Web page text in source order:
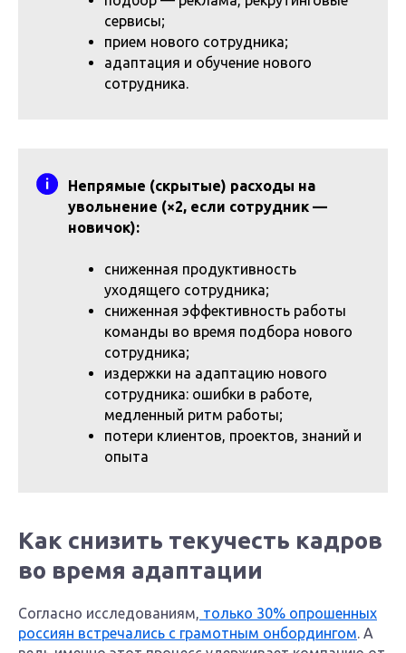
сервисы;
прием нового сотрудника;
адаптация и обучение нового
сотрудника.
Непрямые (скрытые) расходы на
увольнение (×2, если сотрудник —
новичок):
сниженная продуктивность
уходящего сотрудника;
сниженная эффективность работы
команды во время подбора нового
сотрудника;
издержки на адаптацию нового
сотрудника: ошибки в работе,
медленный ритм работы;
потери клиентов, проектов, знаний и
опыта
Как снизить текучесть кадров
во время адаптации
Согласно исследованиям, только 30% опрошенных
россиян встречались с грамотным онбордингом . А